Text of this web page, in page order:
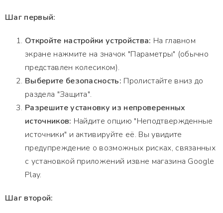
Шаг первый:
Откройте настройки устройства: На главном
экране нажмите на значок "Параметры" (обычно
представлен колесиком).
Выберите безопасность: Пролистайте вниз до
раздела "Защита".
Разрешите установку из непроверенных
источников: Найдите опцию "Неподтвержденные
источники" и активируйте её. Вы увидите
предупреждение о возможных рисках, связанных
с установкой приложений извне магазина Google
Play.
Шаг второй: